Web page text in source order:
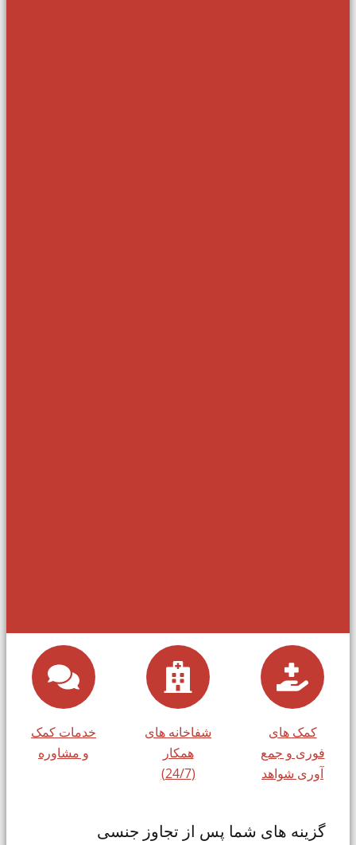
کمک های
فوری و جمع
آوری شواهد
شفاخانه های
همکار
(24/7)
خدمات کمک
و مشاوره
گزینه های شما پس از تجاوز جنسی